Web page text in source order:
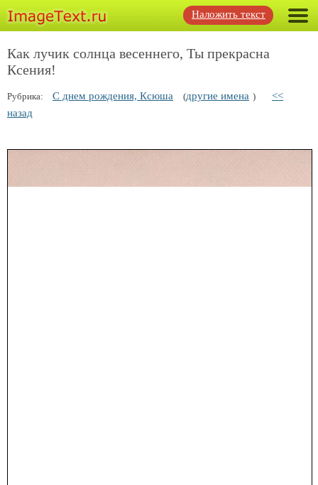
Наложить текст
Как лучик солнца весеннего, Ты прекрасна
Ксения!
Рубрика: С днем рождения, Ксюша (другие имена )
<<
назад